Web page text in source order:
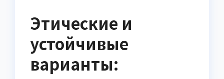
Этические и
устойчивые
варианты: